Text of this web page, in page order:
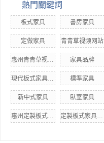
熱門關鍵詞
板式家具 書房家具
定做家具 青青草视频网站
惠州青青草视频网站 家具品牌
現代板式家具加工 標準家具
新中式家具 臥室家具
惠州定製板式家具 定製板式家具設計